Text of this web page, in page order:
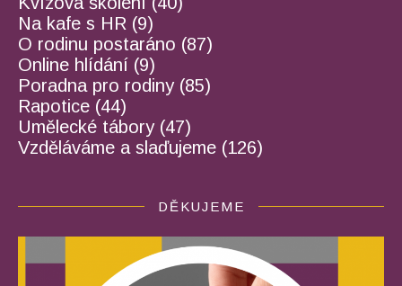
Na kafe s HR (9)
O rodinu postaráno (87)
Online hlídání (9)
Poradna pro rodiny(85)
Rapotice (44)
Umělecké tábory(47)
Vzděláváme a slaďujeme (126)
DĚKUJEME